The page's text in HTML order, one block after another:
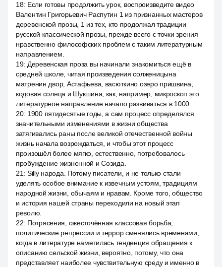
18: Если готовы продолжить урок, воспроизведите видео
Валентин Григорьевич Распутин 1 из признанных мастеров
деревенской прозы, 1 из тех, кто продолжал традиции
русской классической прозы, прежде всего с точки зрения
нравственно философских проблем с таким литературным
направлением.
19: Деревенская проза вы начинали знакомиться ещё в
средней школе, читая произведения солженицына
матренин двор, Астафьева, васюткино озеро пришвина,
кодовая солнца и Шукшина, как, например, микроскоп это
литературное направление начало развиваться в 1000.
20: 1900 пятидесятые годы, а сам процесс определялся
значительными изменениями в жизни общества
затягивались раны после великой отечественной войны
жизнь начала возрождаться, и чтобы этот процесс
произошёл более мягко, естественно, потребовалось
пробуждение жизненной и Созида.
21: Silly народа. Потому писатели, и не только стали
уделять особое внимание к извечным устоям, традициям
народной жизни, обычаям и нравам. Кроме того, общество
и история нашей страны переходили на новый этап
револю.
22: Потрясения, ожесточённая классовая борьба,
политические репрессии и террор сменялись временами,
когда в литературе наметилась тенденция обращения к
описанию сельской жизни, вероятно, потому, что она
представляет наиболее чувствительную среду и именно в